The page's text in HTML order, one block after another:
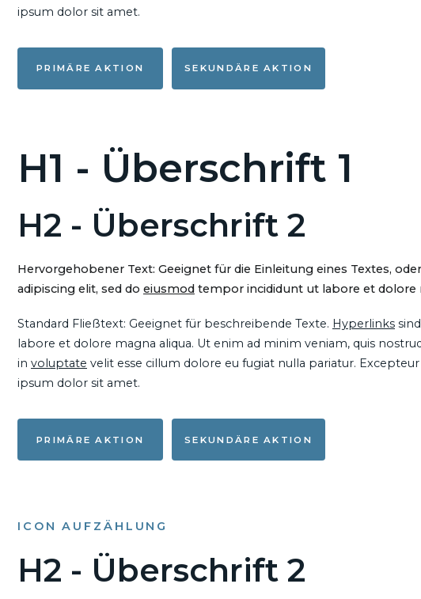
ipsum dolor sit amet.
PRIMÄRE AKTION SEKUNDÄRE AKTION
H1 - Überschrift 1
H2 - Überschrift 2
Hervorgehobener Text: Geeignet für die Einleitung eines Textes,
adipiscing elit, sed do eiusmod tempor incididunt ut labore et dolore
Standard Fließtext: Geeignet für beschreibende Texte. Hyperlinks sind
labore et dolore magna aliqua. Ut enim ad minim veniam, quis
in voluptate velit esse cillum dolore eu fugiat nulla pariatur.
ipsum dolor sit amet.
PRIMÄRE AKTION SEKUNDÄRE AKTION
ICON AUFZÄHLUNG
H2 - Überschrift 2